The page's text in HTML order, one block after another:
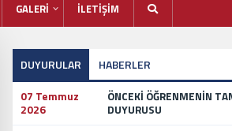
GALERİ İLETİŞİM
DUYURULAR HABERLER
07 Temmuz
2026
ÖNCEKİ ÖĞRENMENİN
DUYURUSU